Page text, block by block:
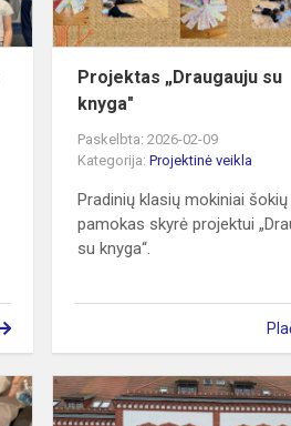
Projektas „Draugauju su
knyga"
Paskelbta: 2026-02-09
Kategorija:Projektinė veikla
Pradinių klasių mokiniai šokių
pamokas skyrė projektui
su knyga“.
STEAM
Mašiotas